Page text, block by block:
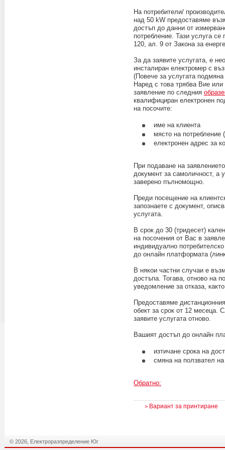
На потребители/
над 50 kW предоставяме
достъп до данни от
потребление. Тази услуга
120, ал. 9 от Закона за
За да заявите услугата, е
инсталиран електромер с
(Повече за услугата
Наред с това трябва Вие
заявление по следния
квалифициран електронен
на посочите:
име на клиента
място на потребление
електронен адрес за
При подаване на
документ за самоличност, а
заверено пълномощно.
Преди посещение на
запознаете с документ,
услугата.
В срок до 30 (тридесет)
на посочения от Вас в
индивидуално
до онлайн платформата
В някои частни случаи е
достъпа. Тогава, отново на
уведомление за отказа,
Предоставяме
обект за срок от 12 месеца.
заявите услугата отново.
Вашият достъп до онлайн
изтичане срока на
смяна на ползвател на
Обратно:
> Вариант за принтиране
© 2026, Електроразпределение Юг